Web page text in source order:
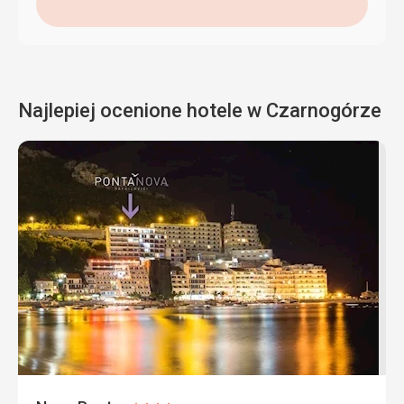
Najlepiej ocenione hotele w Czarnogórze